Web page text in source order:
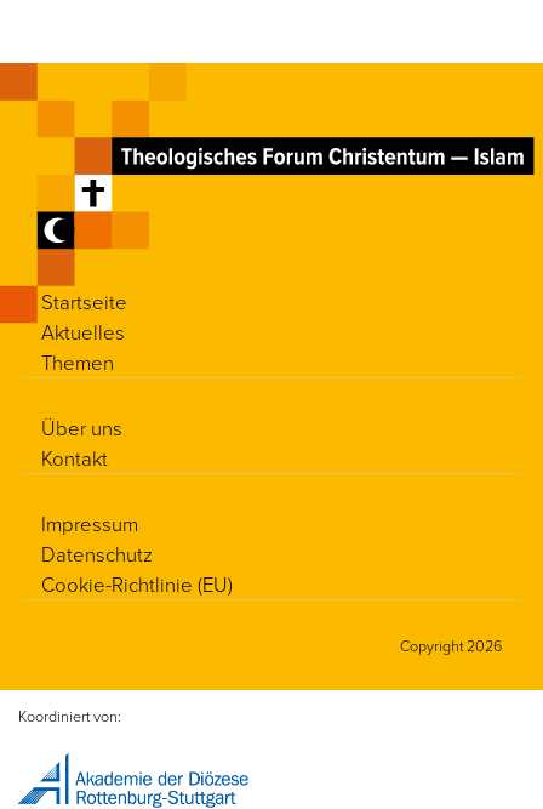
Startseite
Aktuelles
Themen
Über uns
Kontakt
Impressum
Datenschutz
Cookie-Richtlinie (EU)
Copyright 2026
Koordiniert von: